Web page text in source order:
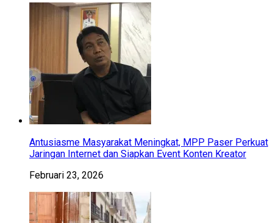
Antusiasme Masyarakat Meningkat, MPP Paser Perkuat
Jaringan Internet dan Siapkan Event Konten Kreator
Februari 23, 2026